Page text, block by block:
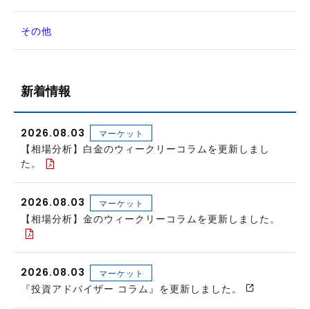
その他
新着情報
2026.08.03 マーケット
【相場分析】白金のウィークリーコラムを更新しまし
た。
2026.08.03 マーケット
【相場分析】金のウィークリーコラムを更新しました。
2026.08.03 マーケット
『投資アドバイザー コラム』を更新しました。